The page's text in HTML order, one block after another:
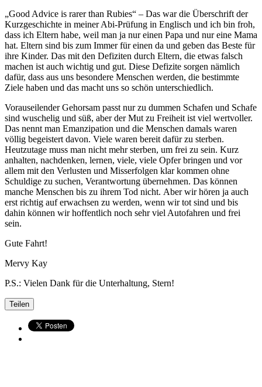
„Good Advice is rarer than Rubies“ – Das war die Überschrift der
Kurzgeschichte in meiner Abi-Prüfung in Englisch und ich bin froh,
dass ich Eltern habe, weil man ja nur einen Papa und nur eine Mama
hat. Eltern sind bis zum Immer für einen da und geben das Beste für
ihre Kinder. Das mit den Defiziten durch Eltern, die etwas falsch
machen ist auch wichtig und gut. Diese Defizite sorgen nämlich
dafür, dass aus uns besondere Menschen werden, die bestimmte
Ziele haben und das macht uns so schön unterschiedlich.
Vorauseilender Gehorsam passt nur zu dummen Schafen und Schafe
sind wuschelig und süß, aber der Mut zu Freiheit ist viel wertvoller.
Das nennt man Emanzipation und die Menschen damals waren
völlig begeistert davon. Viele waren bereit dafür zu sterben.
Heutzutage muss man nicht mehr sterben, um frei zu sein. Kurz
anhalten, nachdenken, lernen, viele, viele Opfer bringen und vor
allem mit den Verlusten und Misserfolgen klar kommen ohne
Schuldige zu suchen, Verantwortung übernehmen. Das können
manche Menschen bis zu ihrem Tod nicht. Aber wir hören ja auch
erst richtig auf erwachsen zu werden, wenn wir tot sind und bis
dahin können wir hoffentlich noch sehr viel Autofahren und frei
sein.
Gute Fahrt!
Mervy Kay
P.S.: Vielen Dank für die Unterhaltung, Stern!
Teilen